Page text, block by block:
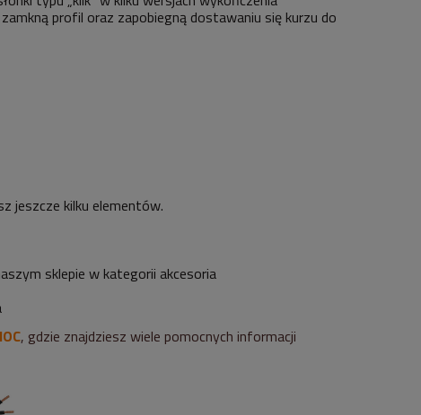
profil oraz zapobiegną dostawaniu się kurzu do
jeszcze kilku elementów.
sklepie w kategorii akcesoria
, gdzie znajdziesz wiele pomocnych informacji